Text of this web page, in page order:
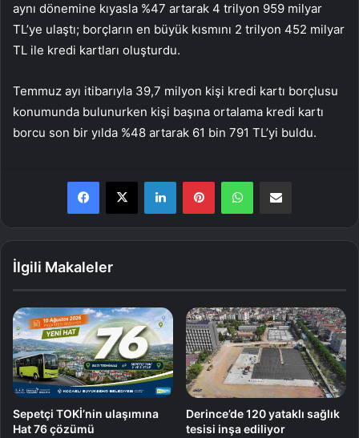
aynı dönemine kıyasla %47 artarak 4 trilyon 959 milyar
TL’ye ulaştı; borçların en büyük kısmını 2 trilyon 452 milyar
TL ile kredi kartları oluşturdu.
Temmuz ayı itibarıyla 39,7 milyon kişi kredi kartı borçlusu
konumunda bulunurken kişi başına ortalama kredi kartı
borcu son bir yılda %48 artarak 61 bin 791 TL’yi buldu.
İlgili Makaleler
Sepetçi TOKİ’nin ulaşımına
Hat 76 çözümü
Derince’de 120 yataklı sağlık
tesisi inşa ediliyor